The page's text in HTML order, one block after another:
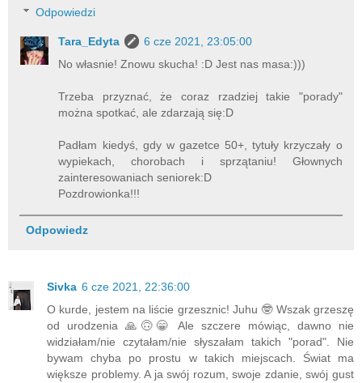
Odpowiedzi
Tara_Edyta
6 cze 2021, 23:05:00
No własnie! Znowu skucha! :D Jest nas masa:)))
Trzeba przyznać, że coraz rzadziej takie "porady"
można spotkać, ale zdarzają się:D
Padłam kiedyś, gdy w gazetce 50+, tytuły krzyczały o
wypiekach, chorobach i sprzątaniu! Głownych
zainteresowaniach seniorek:D
Pozdrowionka!!!
Odpowiedz
Sivka 6 cze 2021, 22:36:00
O kurde, jestem na liście grzesznic! Juhu 🤓 Wszak grzeszę
od urodzenia 🙏🙃😁 Ale szczere mówiąc, dawno nie
widziałam/nie czytałam/nie słyszałam takich "porad". Nie
bywam chyba po prostu w takich miejscach. Świat ma
większe problemy. A ja swój rozum, swoje zdanie, swój gust